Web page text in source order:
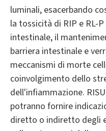
luminali, esacerbando
la tossicità di RIP e RL-
intestinale, il
barriera intestinale e
meccanismi di morte
coinvolgimento dello
dell'infiammazione.
potranno fornire
diretto o indiretto degli